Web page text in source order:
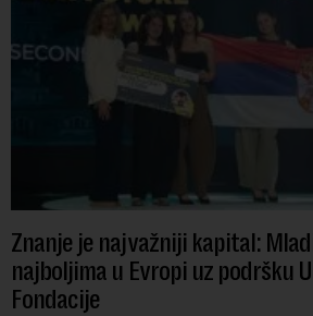
Znanje je najvažniji kapital:
najboljima u Evropi uz podršku
Fondacije